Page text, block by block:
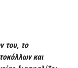
του, το
και